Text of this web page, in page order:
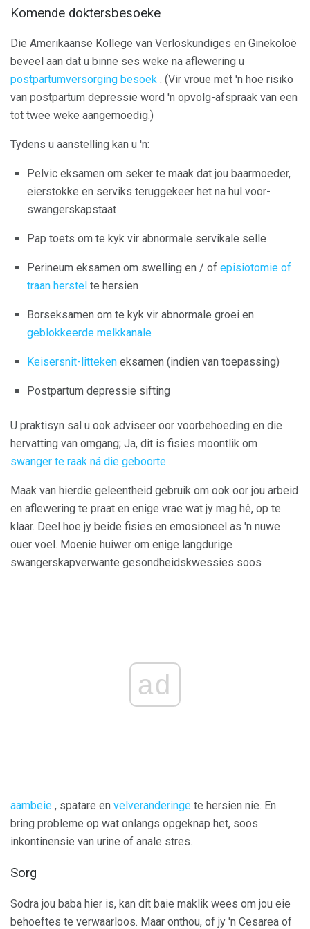
Komende doktersbesoeke
Die Amerikaanse Kollege van Verloskundiges en Ginekoloë
beveel aan dat u binne ses weke na aflewering u
postpartumversorging besoek . (Vir vroue met 'n hoë risiko
van postpartum depressie word 'n opvolg-afspraak van een
tot twee weke aangemoedig.)
Tydens u aanstelling kan u 'n:
Pelvic eksamen om seker te maak dat jou baarmoeder,
eierstokke en serviks teruggekeer het na hul voor-
swangerskapstaat
Pap toets om te kyk vir abnormale servikale selle
Perineum eksamen om swelling en / of episiotomie of
traan herstel te hersien
Borseksamen om te kyk vir abnormale groei en
geblokkeerde melkkanale
Keisersnit-litteken eksamen (indien van toepassing)
Postpartum depressie sifting
U praktisyn sal u ook adviseer oor voorbehoeding en die
hervatting van omgang; Ja, dit is fisies moontlik om
swanger te raak ná die geboorte .
Maak van hierdie geleentheid gebruik om ook oor jou arbeid
en aflewering te praat en enige vrae wat jy mag hê, op te
klaar. Deel hoe jy beide fisies en emosioneel as 'n nuwe
ouer voel. Moenie huiwer om enige langdurige
swangerskapverwante gesondheidskwessies soos
ad
aambeie , spatare en velveranderinge te hersien nie. En
bring probleme op wat onlangs opgeknap het, soos
inkontinensie van urine of anale stres.
Sorg
Sodra jou baba hier is, kan dit baie maklik wees om jou eie
behoeftes te verwaarloos. Maar onthou, of jy 'n Cesarea of ​​